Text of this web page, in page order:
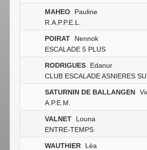
MAHEO
Pauline
R.A.P.P.E.L.
POIRAT
Nennok
ESCALADE 5 PLUS
RODRIGUES
Edanur
CLUB ESCALADE ASNIERES
SATURNIN DE BALLANGEN
A.P.E.M.
VALNET
Louna
ENTRE-TEMPS
WAUTHIER
Léa